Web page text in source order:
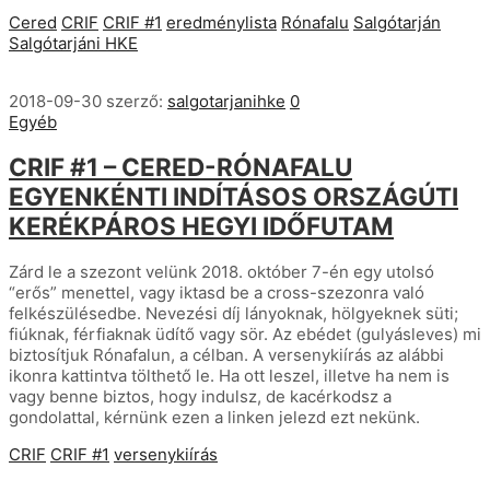
Cered CRIF CRIF #1 eredménylista Rónafalu Salgótarján
Salgótarjáni HKE
2018-09-30 szerző: salgotarjanihke 0
Egyéb
CRIF #1 – CERED-RÓNAFALU
EGYENKÉNTI INDÍTÁSOS ORSZÁGÚTI
KERÉKPÁROS HEGYI IDŐFUTAM
Zárd le a szezont velünk 2018. október 7-én egy utolsó
“erős” menettel, vagy iktasd be a cross-szezonra való
felkészülésedbe. Nevezési díj lányoknak, hölgyeknek süti;
fiúknak, férfiaknak üdítő vagy sör. Az ebédet (gulyásleves) mi
biztosítjuk Rónafalun, a célban. A versenykiírás az alábbi
ikonra kattintva tölthető le. Ha ott leszel, illetve ha nem is
vagy benne biztos, hogy indulsz, de kacérkodsz a
gondolattal, kérnünk ezen a linken jelezd ezt nekünk.
CRIF CRIF #1 versenykiírás